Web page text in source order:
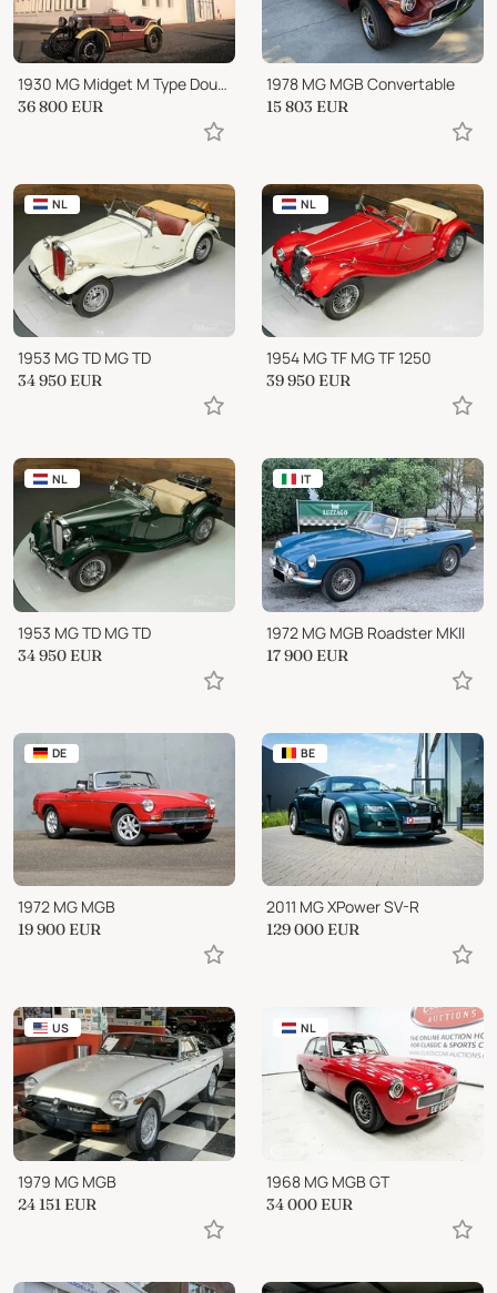
1930 MG Midget M Type Double Twelve
36 800 EUR
1978 MG MGB Convertable
15 803 EUR
NL
1953 MG TD MG TD
34 950 EUR
NL
1954 MG TF MG TF 1250
39 950 EUR
NL
1953 MG TD MG TD
34 950 EUR
IT
1972 MG MGB Roadster MKII
17 900 EUR
DE
1972 MG MGB
19 900 EUR
BE
2011 MG XPower SV-R
129 000 EUR
US
1979 MG MGB
24 151 EUR
NL
1968 MG MGB GT
34 000 EUR